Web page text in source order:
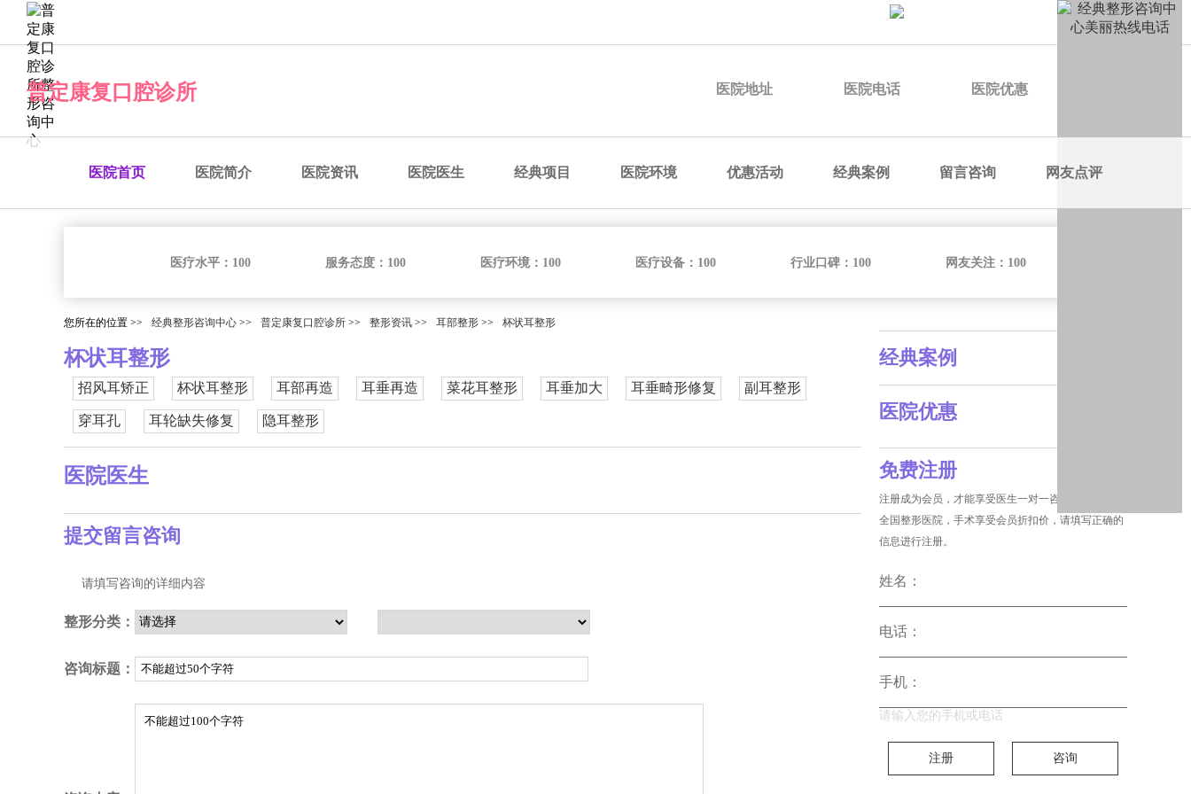
普定康复口腔诊所 医院地址 医院电话 医院优惠
医院首页 医院简介 医院资讯 医院医生 经典项目 医院环境 优惠活动 经典案例 留言咨询 网友点评
医疗水平： 100 服务态度： 100 医疗环境： 100 医疗设备： 100 行业口碑： 100 网友关注： 100
您所在的位置 >> 经典整形咨询中心 >> 普定康复口腔诊所 >> 整形资讯 >> 耳部整形 >> 杯状耳整形
杯状耳整形
招风耳矫正 杯状耳整形 耳部再造 耳垂再造 菜花耳整形 耳垂加大 耳垂畸形修复 副耳整形
穿耳孔 耳轮缺失修复 隐耳整形
医院医生
提交留言咨询
请填写咨询的详细内容
整形分类：
咨询标题：
经典案例
医院优惠
免费注册
注册成为会员，才能享受医生一对一咨询和没费预约
全国整形医院，手术享受会员折扣价，请填写正确的
信息进行注册。
姓名：
电话：
手机：
请输入您的手机或电话
注册 咨询